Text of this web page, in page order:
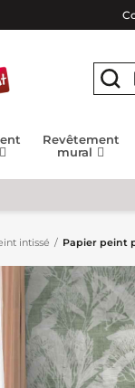
Revêtement
mural
intissé Papier peint